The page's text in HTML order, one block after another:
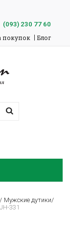
(093)230 77 60
покупок Блог
Мужские дутики/
331